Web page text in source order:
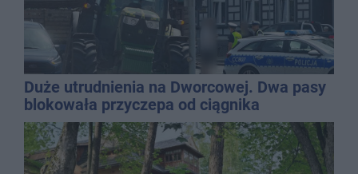
Duże utrudnienia na Dworcowej. Dwa pasy
blokowała przyczepa od ciągnika